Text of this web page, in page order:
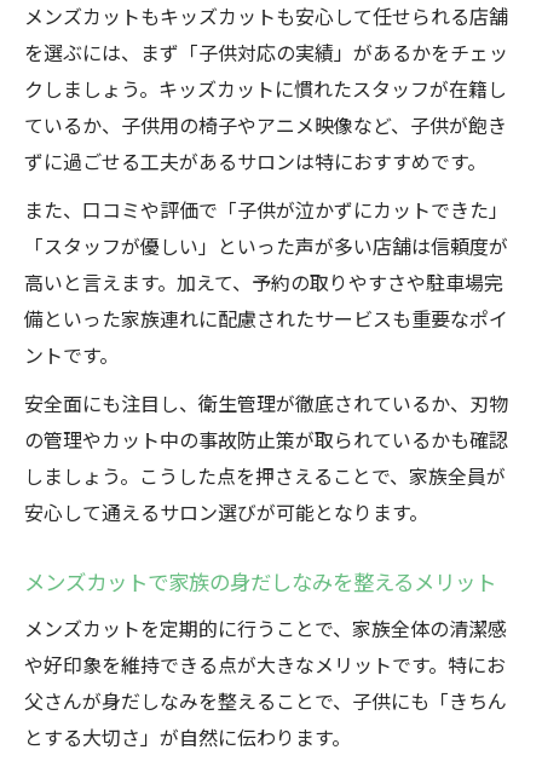
高崎で親子カットが叶うサロンの価値とは
家族のヘアカットはメンズカットが決め手に
メンズカットで家族のヘアスタイルがまと
まる理由
方
家族で通うメンズカット店の魅力を徹底解
説
メンズカットが子供カットにもおすすめな
理由
高崎のメンズカットが子供の笑顔を引き出す秘
訣
メンズカットが子供に人気の高崎サロンの
キッズカットで笑顔があふれるメンズカッ
ト体験
高崎のメンズカットが親子で選ばれる理由
メンズカットもキッズカットも安心して任せられる店舗
を選ぶには、まず「子供対応の実績」があるかをチェッ
クしましょう。キッズカットに慣れたスタッフが在籍し
ているか、子供用の椅子やアニメ映像など、子供が飽き
ずに過ごせる工夫があるサロンは特におすすめです。
また、口コミや評価で「子供が泣かずにカットできた」
「スタッフが優しい」といった声が多い店舗は信頼度が
高いと言えます。加えて、予約の取りやすさや駐車場完
備といった家族連れに配慮されたサービスも重要なポイ
ントです。
安全面にも注目し、衛生管理が徹底されているか、刃物
の管理やカット中の事故防止策が取られているかも確認
しましょう。こうした点を押さえることで、家族全員が
安心して通えるサロン選びが可能となります。
メンズカットで家族の身だしなみを整えるメリット
メンズカットを定期的に行うことで、家族全体の清潔感
や好印象を維持できる点が大きなメリットです。特にお
父さんが身だしなみを整えることで、子供にも「きちん
とする大切さ」が自然に伝わります。